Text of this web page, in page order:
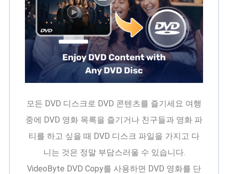
모든 DVD 디스크로 DVD 콘텐츠를 즐기세요 여행
중에 DVD 영화 목록을 즐기거나 친구들과 영화 파
티를 하고 싶을 때 DVD 디스크 파일을 가지고 다
니는 것은 정말 부담스러울 수 있습니다.
VideoByte DVD Copy를 사용하면 DVD 영화를 단